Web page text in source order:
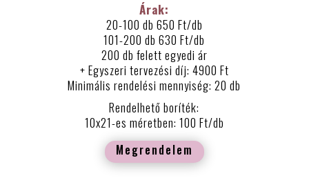
Árak:
20-100 db 650 Ft/db
101-200 db 630 Ft/db
200 db felett egyedi ár
+ Egyszeri tervezési díj: 4900 Ft
Minimális rendelési mennyiség: 20 db
Rendelhető boríték:
10x21-es méretben: 100 Ft/db
Megrendelem